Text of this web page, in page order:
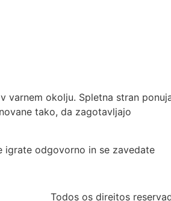
varnem okolju. Spletna stran
tako, da zagotavljajo
igrate odgovorno in se zavedate
Todos os direitos